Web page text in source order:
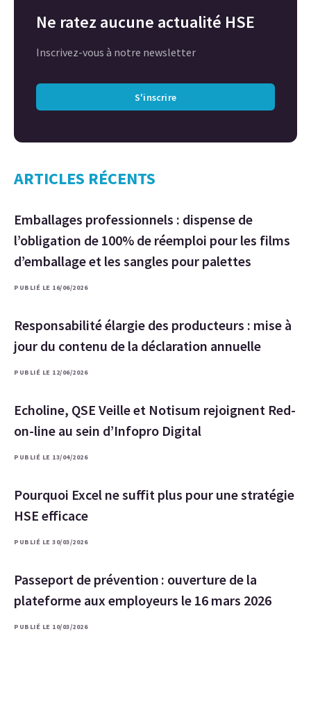
Ne ratez aucune actualité HSE
Inscrivez-vous à notre newsletter
S'inscrire
ARTICLES RÉCENTS
Emballages professionnels : dispense de
l’obligation de 100% de réemploi pour les films
d’emballage et les sangles pour palettes
PUBLIÉ LE 16/06/2026
Responsabilité élargie des producteurs : mise à
jour du contenu de la déclaration annuelle
PUBLIÉ LE 12/06/2026
Echoline, QSE Veille et Notisum rejoignent Red-
on-line au sein d’Infopro Digital
PUBLIÉ LE 13/04/2026
Pourquoi Excel ne suffit plus pour une stratégie
HSE efficace
PUBLIÉ LE 30/03/2026
Passeport de prévention : ouverture de la
plateforme aux employeurs le 16 mars 2026
PUBLIÉ LE 10/03/2026